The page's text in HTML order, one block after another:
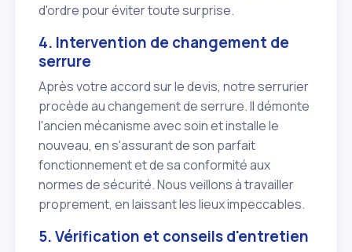
d'ordre pour éviter toute surprise.
4. Intervention de changement de
serrure
Après votre accord sur le devis, notre serrurier
procède au changement de serrure. Il démonte
l'ancien mécanisme avec soin et installe le
nouveau, en s'assurant de son parfait
fonctionnement et de sa conformité aux
normes de sécurité. Nous veillons à travailler
proprement, en laissant les lieux impeccables.
5. Vérification et conseils d'entretien